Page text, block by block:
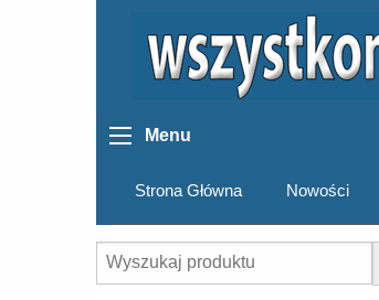
Menu
Strona Główna Nowości